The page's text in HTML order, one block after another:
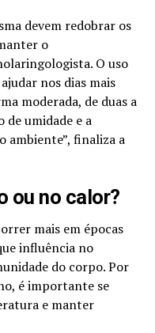
devem redobrar os
o
O uso
nos dias mais
moderada, de duas a
de umidade e a
ambiente”, finaliza a
ou no calor?
mais em épocas
influência no
do corpo. Por
é importante se
e manter